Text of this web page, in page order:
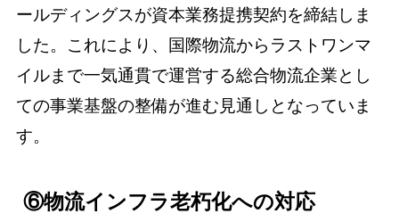
ールディングスが資本業務提携契約を締結しま
した。これにより、国際物流からラストワンマ
イルまで一気通貫で運営する総合物流企業とし
ての事業基盤の整備が進む見通しとなっていま
す。
⑥物流インフラ老朽化への対応